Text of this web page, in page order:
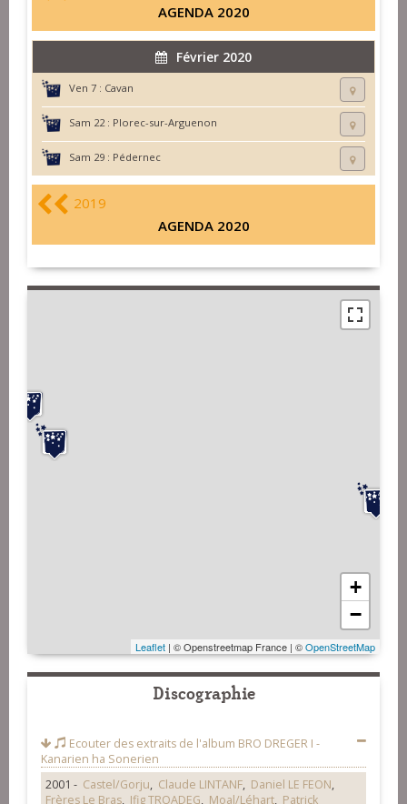
AGENDA 2020
Février 2020
Ven 7 : Cavan
Sam 22 : Plorec-sur-Arguenon
Sam 29 : Pédernec
2019
AGENDA 2020
+
−
Leaflet | © Openstreetmap France | ©OpenStreetMap
Discographie
Ecouter des extraits de l'album BRO DREGER I -
Kanarien ha Sonerien
2001 - Castel/Gorju, Claude LINTANF, Daniel LE FEON,
Frères Le Bras, Ifig TROADEG, Moal/Léhart, Patrick